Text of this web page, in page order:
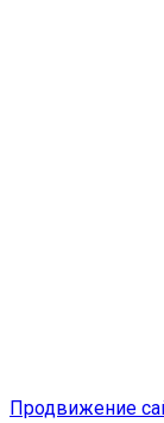
Продвижение